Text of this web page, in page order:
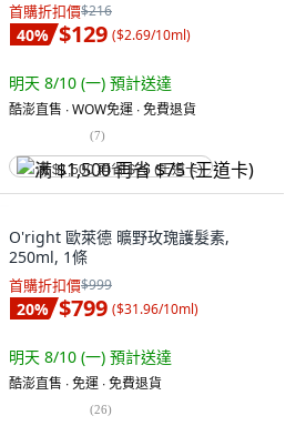
首購折扣價$216
40% $129 ($2.69/10ml)
明天 8/10 (一) 預計送達
酷澎直售 ∙ WOW免運 ∙ 免費退貨
(7)
满 $1,500 再省 $75 (王道卡)
O'right 歐萊德 曠野玫瑰護髮素,
250ml, 1條
首購折扣價$999
20% $799 ($31.96/10ml)
明天 8/10 (一) 預計送達
酷澎直售 ∙ 免運 ∙ 免費退貨
(26)